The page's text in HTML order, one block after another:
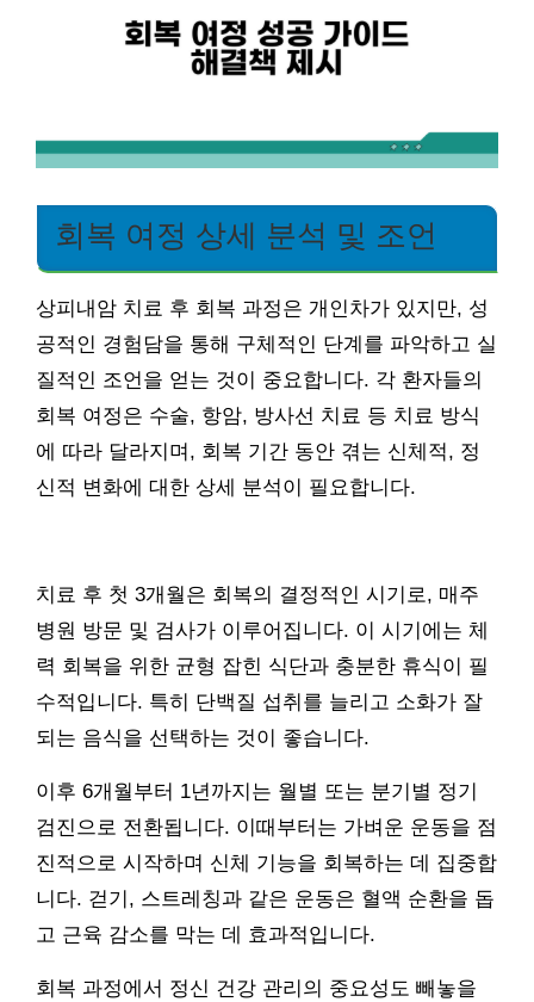
회복 여정 상세 분석 및 조언
상피내암 치료 후 회복 과정은 개인차가 있지만, 성
공적인 경험담을 통해 구체적인 단계를 파악하고 실
질적인 조언을 얻는 것이 중요합니다. 각 환자들의
회복 여정은 수술, 항암, 방사선 치료 등 치료 방식
에 따라 달라지며, 회복 기간 동안 겪는 신체적, 정
신적 변화에 대한 상세 분석이 필요합니다.
치료 후 첫 3개월은 회복의 결정적인 시기로, 매주
병원 방문 및 검사가 이루어집니다. 이 시기에는 체
력 회복을 위한 균형 잡힌 식단과 충분한 휴식이 필
수적입니다. 특히 단백질 섭취를 늘리고 소화가 잘
되는 음식을 선택하는 것이 좋습니다.
이후 6개월부터 1년까지는 월별 또는 분기별 정기
검진으로 전환됩니다. 이때부터는 가벼운 운동을 점
진적으로 시작하며 신체 기능을 회복하는 데 집중합
니다. 걷기, 스트레칭과 같은 운동은 혈액 순환을 돕
고 근육 감소를 막는 데 효과적입니다.
회복 과정에서 정신 건강 관리의 중요성도 빼놓을